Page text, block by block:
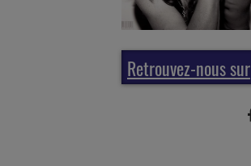
Retrouvez-nous sur